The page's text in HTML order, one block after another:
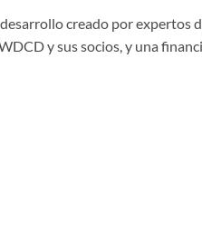
creado por expertos
y sus socios, y una